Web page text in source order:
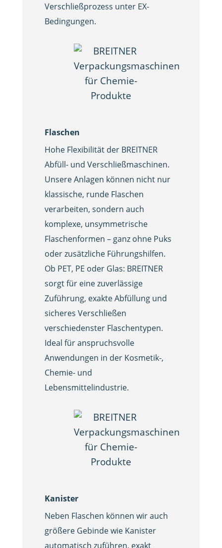
Verschließprozess unter EX-
Bedingungen.
Flaschen
Hohe Flexibilität der BREITNER
Abfüll- und Verschließmaschinen.
Unsere Anlagen können nicht nur
klassische, runde Flaschen
verarbeiten, sondern auch
komplexe, unsymmetrische
Flaschenformen – ganz ohne Puks
oder zusätzliche Führungshilfen.
Ob PET, PE oder Glas: BREITNER
sorgt für eine zuverlässige
Zuführung, exakte Abfüllung und
sicheres Verschließen
verschiedenster Flaschentypen.
Ideal für anspruchsvolle
Anwendungen in der Kosmetik-,
Chemie- und
Lebensmittelindustrie.
Kanister
Neben Flaschen können wir auch
größere Gebinde wie Kanister
automatisch zuführen, exakt